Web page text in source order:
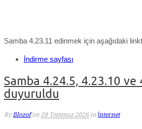
Samba 4.23.11 edinmek için aşağıdaki
İndirme sayfası
Samba 4.24.5, 4.23.10 ve
duyuruldu
By filozof on 28 Temmuz 2026 in İnternet